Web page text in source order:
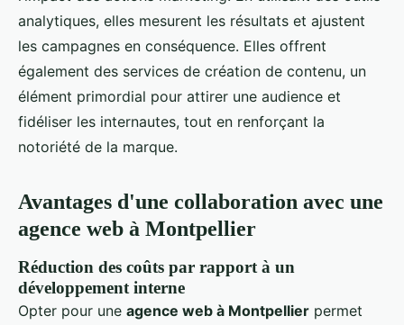
analytiques, elles mesurent les résultats et ajustent
les campagnes en conséquence. Elles offrent
également des services de création de contenu, un
élément primordial pour attirer une audience et
fidéliser les internautes, tout en renforçant la
notoriété de la marque.
Avantages d'une collaboration avec une
agence web à Montpellier
Réduction des coûts par rapport à un
développement interne
Opter pour une agence web à Montpellier permet